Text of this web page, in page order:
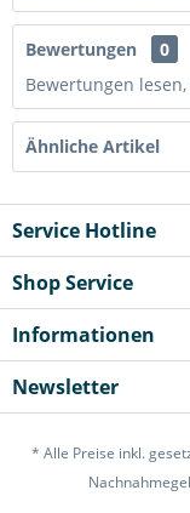
Bewertungen
0
Bewertungen
Ähnliche Artikel
Service Hotline
Shop Service
Informationen
Newsletter
* Alle Preise inkl.